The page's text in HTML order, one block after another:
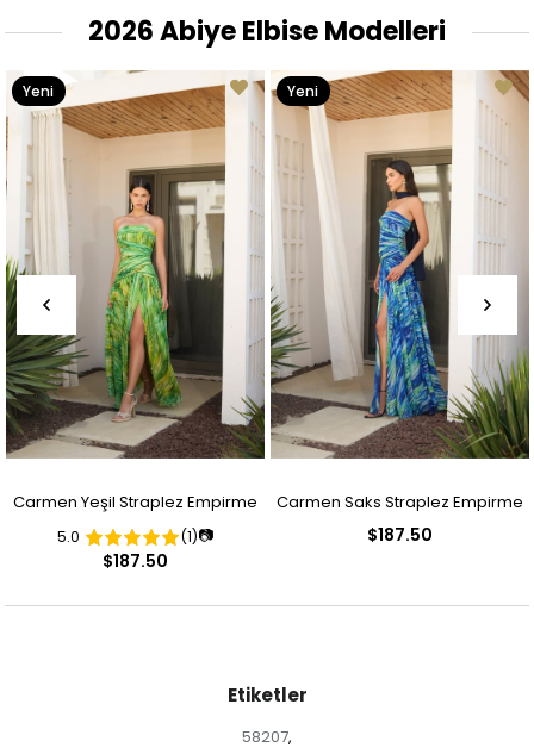
2026 Abiye Elbise Modelleri
Carmen Yeşil Straplez Empirme
Desenli Abiye Elbise
5.0 (1)📷
$187.50
Yeni
Ürün
Carmen Saks Straplez Empirme
$187.50
Yeni
Ürün
Etiketler
58207,